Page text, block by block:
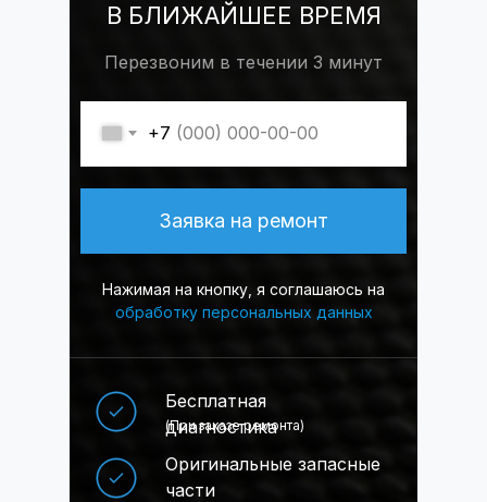
Бесплатная
диагностика
(При заказе ремонта)
Оригинальные запасные
части
В БЛИЖАЙШЕЕ ВРЕМЯ
Перезвоним в течении 3 минут
+7
Заявка на ремонт
Нажимая на кнопку, я соглашаюсь на
обработку персональных данных